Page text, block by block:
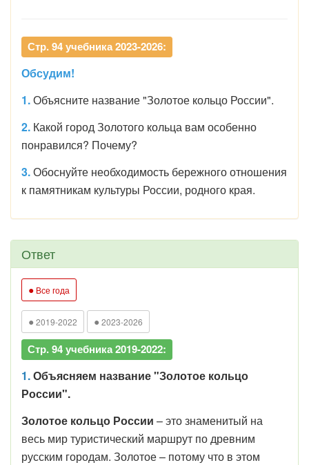
Стр. 94 учебника 2023-2026:
Обсудим!
1.Объясните название "Золотое кольцо России".
2. Какой город Золотого кольца вам особенно
понравился? Почему?
3.Обоснуйте необходимость бережного отношения
к памятникам культуры России, родного края.
Ответ
● Все года
● 2019-2022 ● 2023-2026
Стр. 94 учебника 2019-2022:
1.Объясняем название "Золотое кольцо
России".
Золотое кольцо России – это знаменитый на
весь мир туристический маршрут по древним
русским городам. Золотое – потому что в этом